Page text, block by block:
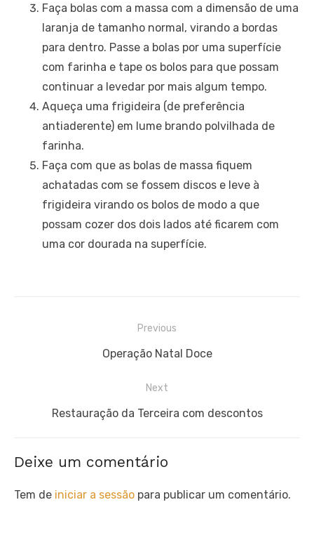
Faça bolas com a massa com a dimensão de uma
laranja de tamanho normal, virando a bordas
para dentro. Passe a bolas por uma superfície
com farinha e tape os bolos para que possam
continuar a levedar por mais algum tempo.
Aqueça uma frigideira (de preferência
antiaderente) em lume brando polvilhada de
farinha.
Faça com que as bolas de massa fiquem
achatadas com se fossem discos e leve à
frigideira virando os bolos de modo a que
possam cozer dos dois lados até ficarem com
uma cor dourada na superfície.
Previous
Previous
Operação Natal Doce
Next
Next
Restauração da Terceira com descontos
Deixe um comentário
Tem de iniciar a sessão para publicar um comentário.